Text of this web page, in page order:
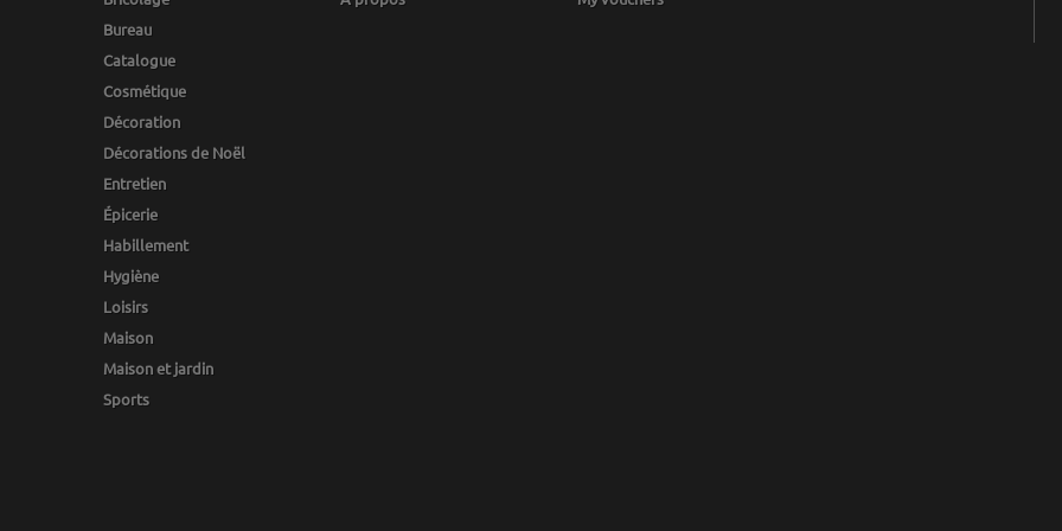
Bureau
Catalogue
Cosmétique
Décoration
Décorations de Noël
Entretien
Épicerie
Habillement
Hygiène
Loisirs
Maison
Maison et jardin
Sports